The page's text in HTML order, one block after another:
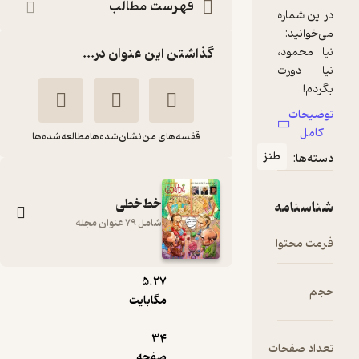
فهرست مطالب
گذاشتن این عنوان در...
نشان‌شده‌هامطالعه‌شده‌ها
خط‌خطی
شامل 79 عنوان مجله
ماهنامه طنز و کارتون
خط خطی شماره 43
گروه نویسندگان